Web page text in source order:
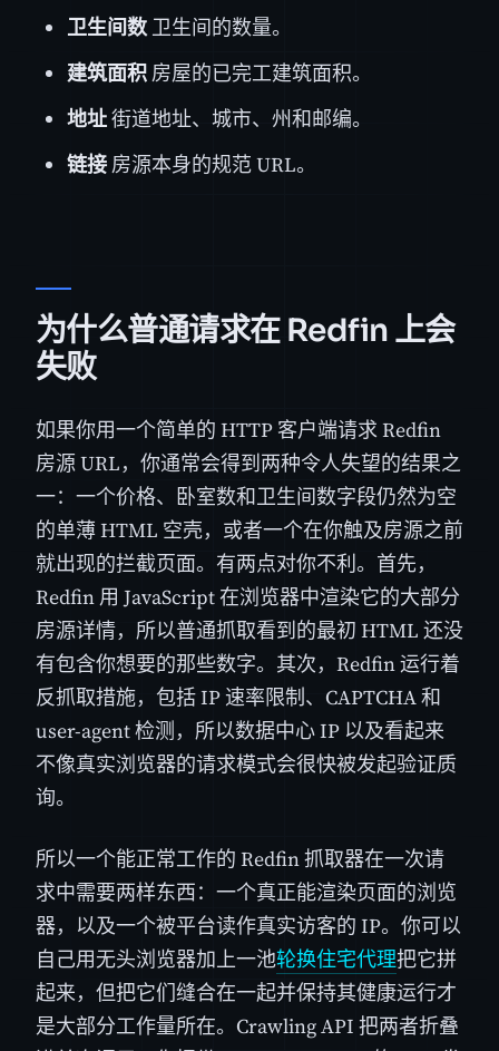
卫生间数卫生间的数量。
建筑面积房屋的已完工建筑面积。
地址街道地址、城市、州和邮编。
链接 房源本身的规范 URL。
为什么普通请求在 Redfin 上会
失败
如果你用一个简单的 HTTP 客户端请求 Redfin
房源 URL，你通常会得到两种令人失望的结果之
一：一个价格、卧室数和卫生间数字段仍然为空
的单薄 HTML 空壳，或者一个在你触及房源之前
就出现的拦截页面。有两点对你不利。首先，
Redfin 用 JavaScript 在浏览器中渲染它的大部分
房源详情，所以普通抓取看到的最初 HTML 还没
有包含你想要的那些数字。其次，Redfin 运行着
反抓取措施，包括 IP 速率限制、CAPTCHA 和
user-agent 检测，所以数据中心 IP 以及看起来
不像真实浏览器的请求模式会很快被发起验证质
询。
所以一个能正常工作的 Redfin 抓取器在一次请
求中需要两样东西：一个真正能渲染页面的浏览
器，以及一个被平台读作真实访客的 IP。你可以
自己用无头浏览器加上一池轮换住宅代理把它拼
起来，但把它们缝合在一起并保持其健康运行才
是大部分工作量所在。Crawling API 把两者折叠